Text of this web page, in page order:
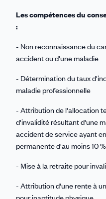
Les compétences du
:
- Non reconnaissance du
accident ou d'une maladie
- Détermination du taux
maladie professionnelle
- Attribution de l'allocation
d'invalidité résultant d'une
accident de service ayant
permanente d'au moins 10 %
- Mise à la retraite pour
- Attribution d'une rente à